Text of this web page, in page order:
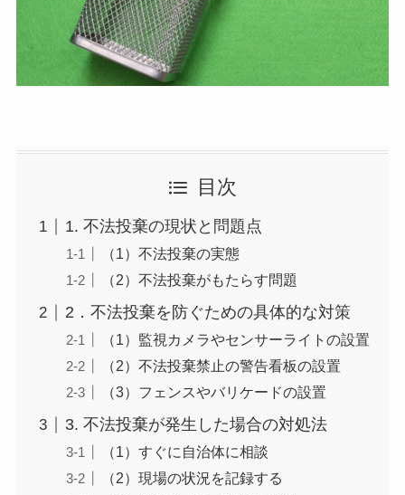
目次
1. 不法投棄の現状と問題点
（1）不法投棄の実態
（2）不法投棄がもたらす問題
2．不法投棄を防ぐための具体的な対策
（1）監視カメラやセンサーライトの設置
（2）不法投棄禁止の警告看板の設置
（3）フェンスやバリケードの設置
3. 不法投棄が発生した場合の対処法
（1）すぐに自治体に相談
（2）現場の状況を記録する